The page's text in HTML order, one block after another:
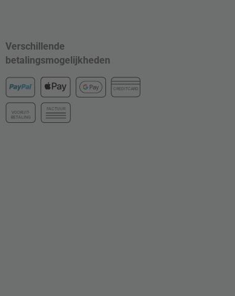
Verschillende
betalingsmogelijkheden
CREDITCARD
VOORUIT-
BETALING
FACTUUR